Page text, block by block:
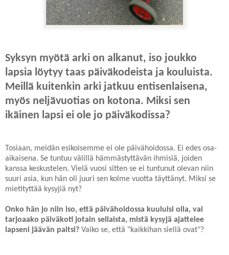
Syksyn myötä arki on alkanut, iso joukko
lapsia löytyy taas päiväkodeista ja kouluista.
Meillä kuitenkin arki jatkuu entisenlaisena,
myös neljävuotias on kotona. Miksi sen
ikäinen lapsi ei ole jo päiväkodissa?
Tosiaan, meidän esikoisemme ei ole päivähoidossa. Ei edes osa-
aikaisena. Se tuntuu välillä hämmästyttävän ihmisiä, joiden
kanssa keskustelen. Vielä vuosi sitten se ei tuntunut olevan niin
suuri asia, kun hän oli juuri sen kolme vuotta täyttänyt. Miksi se
mietityttää kysyjiä nyt?
Onko hän jo niin iso, että päivähoidossa kuuluisi olla, vai
tarjoaako päiväkoti jotain sellaista, mistä kysyjä ajattelee
lapseni jäävän paitsi? Vaiko se, että "kaikkihan siellä ovat"?